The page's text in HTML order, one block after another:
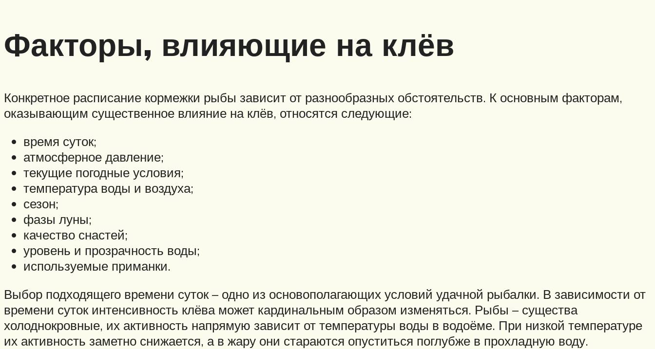
Факторы, влияющие на клёв
Конкретное расписание кормежки рыбы зависит от разнообразных обстоятельств. К основным факторам,
оказывающим существенное влияние на клёв, относятся следующие:
время суток;
атмосферное давление;
текущие погодные условия;
температура воды и воздуха;
сезон;
фазы луны;
качество снастей;
уровень и прозрачность воды;
используемые приманки.
Выбор подходящего времени суток – одно из основополагающих условий удачной рыбалки. В зависимости от
времени суток интенсивность клёва может кардинальным образом изменяться. Рыбы – существа
холоднокровные, их активность напрямую зависит от температуры воды в водоёме. При низкой температуре
их активность заметно снижается, а в жару они стараются опуститься поглубже в прохладную воду.